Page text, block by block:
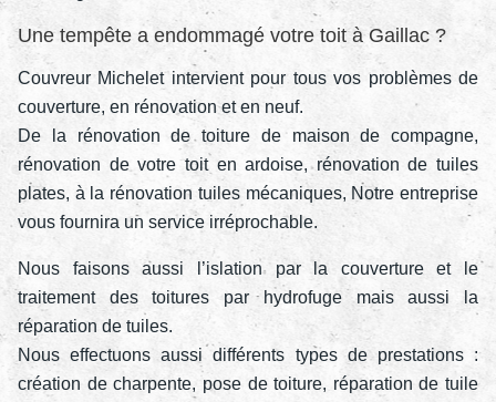
Une tempête a endommagé votre toit à Gaillac ?
Couvreur Michelet intervient pour tous vos problèmes de
couverture, en rénovation et en neuf.
De la rénovation de toiture de maison de compagne,
rénovation de votre toit en ardoise, rénovation de tuiles
plates, à la rénovation tuiles mécaniques, Notre entreprise
vous fournira un service irréprochable.
Nous faisons aussi l’islation par la couverture et le
traitement des toitures par hydrofuge mais aussi la
réparation de tuiles.
Nous effectuons aussi différents types de prestations :
création de charpente, pose de toiture, réparation de tuile